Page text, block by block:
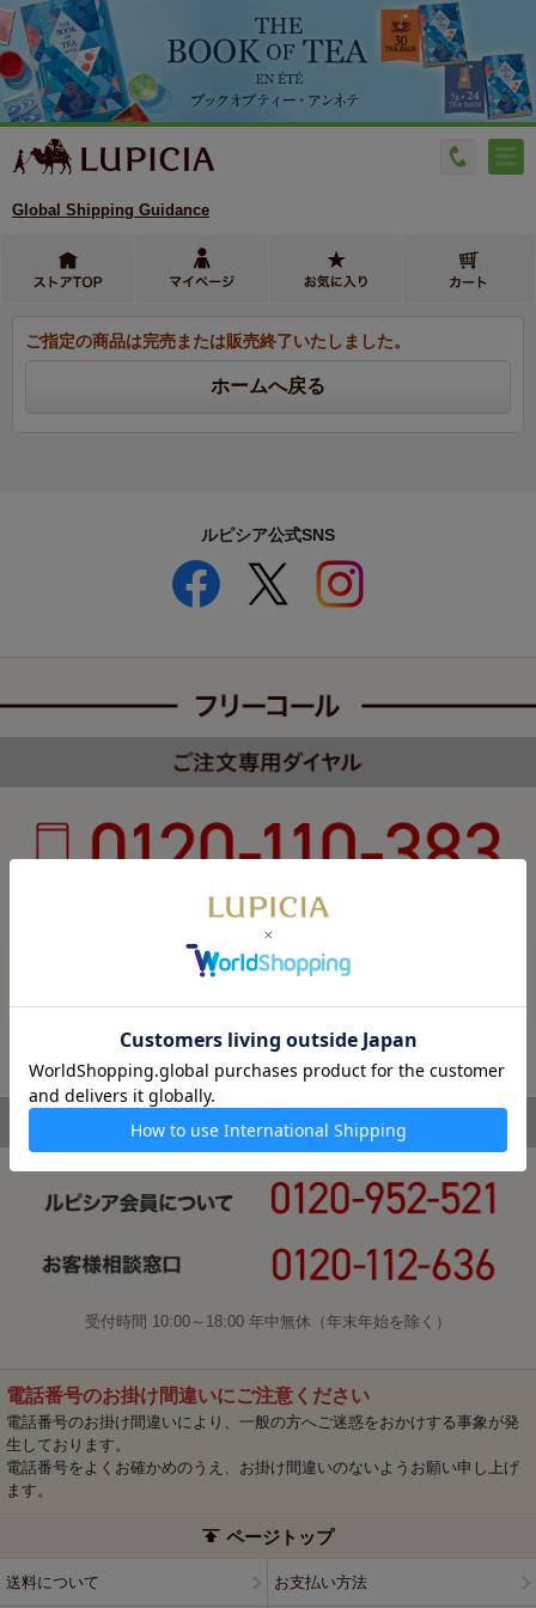
Global Shipping Guidance
ご指定の商品は完売または販売終了いたしました。
ルピシア公式SNS
カスタマーハラスメントについて
受付時間 10:00～18:00 年中無休（年末年始を除く）
電話番号のお掛け間違いにご注意ください
電話番号のお掛け間違いにより、一般の方へご迷惑をおかけする事象が発
生しております。
電話番号をよくお確かめのうえ、お掛け間違いのないようお願い申し上げ
ます。
ページトップ
送料について お支払い方法